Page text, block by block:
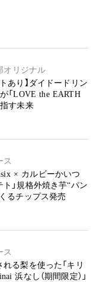
オリジナル
あり】ダイドードリン
「LOVE the EARTH
す未来
ス
× カルビーかいつ
」規格外焼き芋“パン
るチップス発売
ス
る梨を使った「キリ
浜なし（期間限定）」